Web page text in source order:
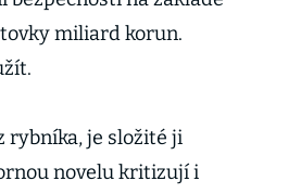
miliard korun.
rybníka, je složité ji
novelu kritizují i